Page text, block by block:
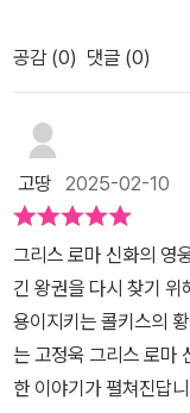
의 이야기는, 핸드폰
해야할 일이 먼저임을
털을 얻기 위해 떠난 모
루기 위해서 얼마나 많
나누는 시간을 보내기
과 함께 독후활동하기
기에 무모한 도전을 했
한 신의 축복에 자만했
게 되는 실수를 했다.
어떤 영향을 받게 되는
웅이라 칭송받았던 이
신화 만화로만 보던 친
화》 시리즈 다섯번째
리아스는 서자이면서 왕위를 차지할 만큼 교
났다.아쉬움없이 자란
두고 싸우고 싶지 않아
아스에게 죽임을 당할
아스의 눈을 피해 케이
란 이아손은 스무살이
이아손은 강에서 노파
다. 이올코스로 돌아간
되찾기 위해 황금 양털
이아손은 황금양털을
모험을 떠나게 된다*《
공감 (0) 댓글 (0)
고땅 2025-02-10
그리스 로마 신화의 영
긴 왕권을 다시 찾기
용이지키는 콜키스의
는 고정욱 그리스 로마
한 이야기가 펼쳐진답